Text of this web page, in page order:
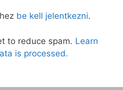
be kell jelentkezni.
to reduce spam. Learn
is processed.